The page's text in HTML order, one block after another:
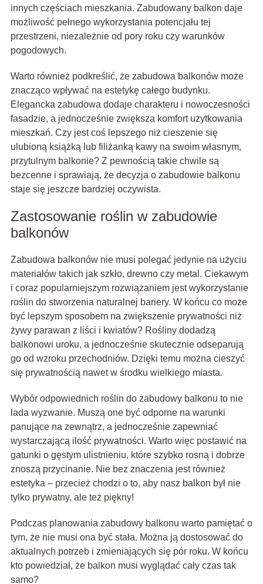
innych częściach mieszkania. Zabudowany balkon daje
możliwość pełnego wykorzystania potencjału tej
przestrzeni, niezależnie od pory roku czy warunków
pogodowych.
Warto również podkreślić, że zabudowa balkonów może
znacząco wpływać na estetykę całego budynku.
Elegancka zabudowa dodaje charakteru i nowoczesności
fasadzie, a jednocześnie zwiększa komfort użytkowania
mieszkań. Czy jest coś lepszego niż cieszenie się
ulubioną książką lub filiżanką kawy na swoim własnym,
przytulnym balkonie? Z pewnością takie chwile są
bezcenne i sprawiają, że decyzja o zabudowie balkonu
staje się jeszcze bardziej oczywista.
Zastosowanie roślin w zabudowie
balkonów
Zabudowa balkonów nie musi polegać jedynie na użyciu
materiałów takich jak szkło, drewno czy metal. Ciekawym
i coraz popularniejszym rozwiązaniem jest wykorzystanie
roślin do stworzenia naturalnej bariery. W końcu co może
być lepszym sposobem na zwiększenie prywatności niż
żywy parawan z liści i kwiatów? Rośliny dodadzą
balkonowi uroku, a jednocześnie skutecznie odseparują
go od wzroku przechodniów. Dzięki temu można cieszyć
się prywatnością nawet w środku wielkiego miasta.
Wybór odpowiednich roślin do zabudowy balkonu to nie
lada wyzwanie. Muszą one być odporne na warunki
panujące na zewnątrz, a jednocześnie zapewniać
wystarczającą ilość prywatności. Warto więc postawić na
gatunki o gęstym ulistnieniu, które szybko rosną i dobrze
znoszą przycinanie. Nie bez znaczenia jest również
estetyka – przecież chodzi o to, aby nasz balkon był nie
tylko prywatny, ale też piękny!
Podczas planowania zabudowy balkonu warto pamiętać o
tym, że nie musi ona być stała. Można ją dostosować do
aktualnych potrzeb i zmieniających się pór roku. W końcu
kto powiedział, że balkon musi wyglądać cały czas tak
samo?